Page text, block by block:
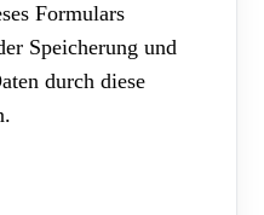
Formulars
Speicherung und
durch diese